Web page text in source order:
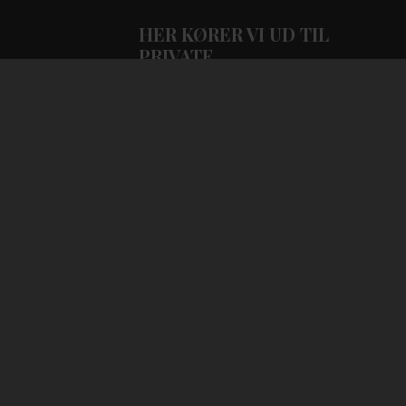
HER KØRER VI UD TIL
PRIVATE